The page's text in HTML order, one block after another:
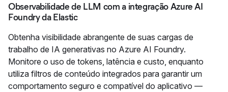
Observabilidade de LLM com a integração Azure AI
Foundry da Elastic
Obtenha visibilidade abrangente de suas cargas de
trabalho de IA generativas no Azure AI Foundry.
Monitore o uso de tokens, latência e custo, enquanto
utiliza filtros de conteúdo integrados para garantir um
comportamento seguro e compatível do aplicativo —